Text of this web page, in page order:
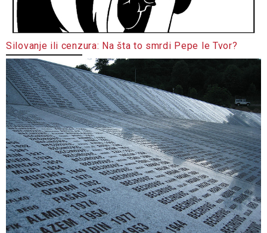
Silovanje ili cenzura: Na šta to smrdi Pepe le Tvor?